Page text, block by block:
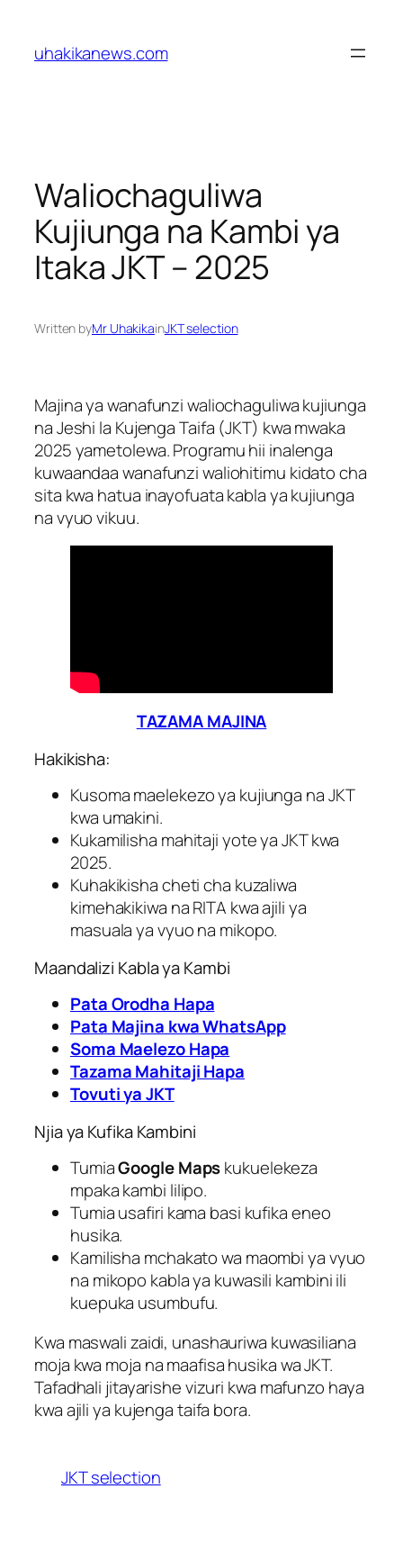
content
uhakikanews.com
Waliochaguliwa
Kujiunga na Kambi ya
Itaka JKT – 2025
Written byMr UhakikainJKT selection
Majina ya wanafunzi waliochaguliwa kujiunga
na Jeshi la Kujenga Taifa (JKT) kwa mwaka
2025 yametolewa. Programu hii inalenga
kuwaandaa wanafunzi waliohitimu kidato cha
sita kwa hatua inayofuata kabla ya kujiunga
na vyuo vikuu.
TAZAMA MAJINA
Hakikisha:
Kusoma maelekezo ya kujiunga na JKT
kwa umakini.
Kukamilisha mahitaji yote ya JKT kwa
2025.
Kuhakikisha cheti cha kuzaliwa
kimehakikiwa na RITA kwa ajili ya
masuala ya vyuo na mikopo.
Maandalizi Kabla ya Kambi
Pata Orodha Hapa
Pata Majina kwa WhatsApp
Soma Maelezo Hapa
Tazama Mahitaji Hapa
Tovuti ya JKT
Njia ya Kufika Kambini
TumiaGoogle Mapskukuelekeza
mpaka kambi lilipo.
Tumia usafiri kama basi kufika eneo
husika.
Kamilisha mchakato wa maombi ya vyuo
na mikopo kabla ya kuwasili kambini ili
kuepuka usumbufu.
Kwa maswali zaidi, unashauriwa kuwasiliana
moja kwa moja na maafisa husika wa JKT.
Tafadhali jitayarishe vizuri kwa mafunzo haya
kwa ajili ya kujenga taifa bora.
JKT selection